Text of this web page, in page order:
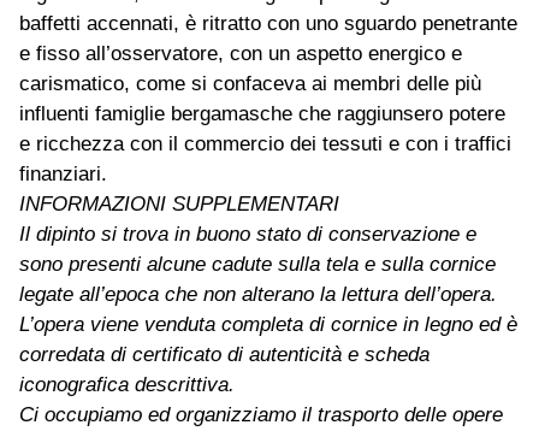
baffetti accennati, è ritratto con uno sguardo penetrante
e fisso all’osservatore, con un aspetto energico e
carismatico, come si confaceva ai membri delle più
influenti famiglie bergamasche che raggiunsero potere
e ricchezza con il commercio dei tessuti e con i traffici
finanziari.
INFORMAZIONI SUPPLEMENTARI
Il dipinto si trova in buono stato di conservazione e
sono presenti alcune cadute sulla tela e sulla cornice
legate all’epoca che non alterano la lettura dell’opera.
L’opera viene venduta completa di cornice in legno ed è
corredata di certificato di autenticità e scheda
iconografica descrittiva.
Ci occupiamo ed organizziamo il trasporto delle opere